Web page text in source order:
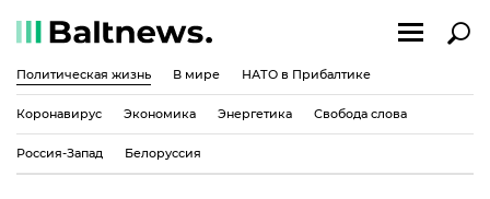
Политическая жизнь В мире НАТО в Прибалтике
Коронавирус Экономика Энергетика Свобода слова
Россия-Запад Белоруссия